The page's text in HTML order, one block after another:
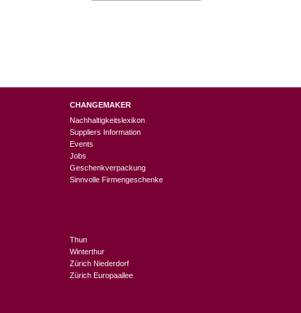
CHANGEMAKER
Nachhaltigkeitslexikon
Suppliers Information
Events
Jobs
Geschenkverpackung
Sinnvolle Firmengeschenke
Thun
Winterthur
Zürich Niederdorf
Zürich Europaallee